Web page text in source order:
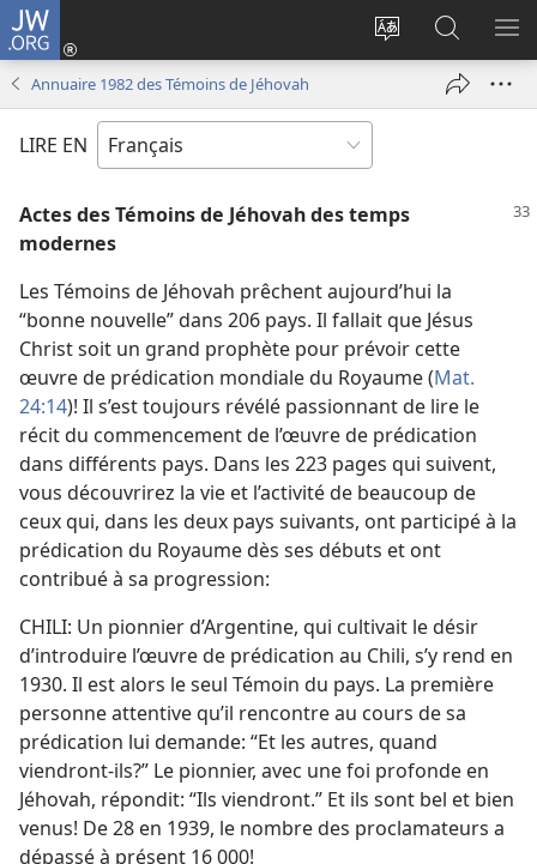
JW.ORG
Changer
langue
Se
connecter
nouvelle
sur
JW.ORG
Annuaire 1982 des Témoins de Jéhovah
LIRE EN
Actes des Témoins de Jéhovah des temps
modernes
Les Témoins de Jéhovah prêchent aujourd’hui la
“bonne nouvelle” dans 206 pays. Il fallait que Jésus
Christ soit un grand prophète pour prévoir cette
œuvre de prédication mondiale du Royaume (Mat.
24:14)! Il s’est toujours révélé passionnant de lire le
récit du commencement de l’œuvre de prédication
dans différents pays. Dans les 223 pages qui suivent,
vous découvrirez la vie et l’activité de beaucoup de
ceux qui, dans les deux pays suivants, ont participé à la
prédication du Royaume dès ses débuts et ont
contribué à sa progression:
CHILI: Un pionnier d’Argentine, qui cultivait le désir
d’introduire l’œuvre de prédication au Chili, s’y rend en
1930. Il est alors le seul Témoin du pays. La première
personne attentive qu’il rencontre au cours de sa
prédication lui demande: “Et les autres, quand
viendront-​ils?” Le pionnier, avec une foi profonde en
Jéhovah, répondit: “Ils viendront.” Et ils sont bel et bien
venus! De 28 en 1939, le nombre des proclamateurs a
dépassé à présent 16 000!